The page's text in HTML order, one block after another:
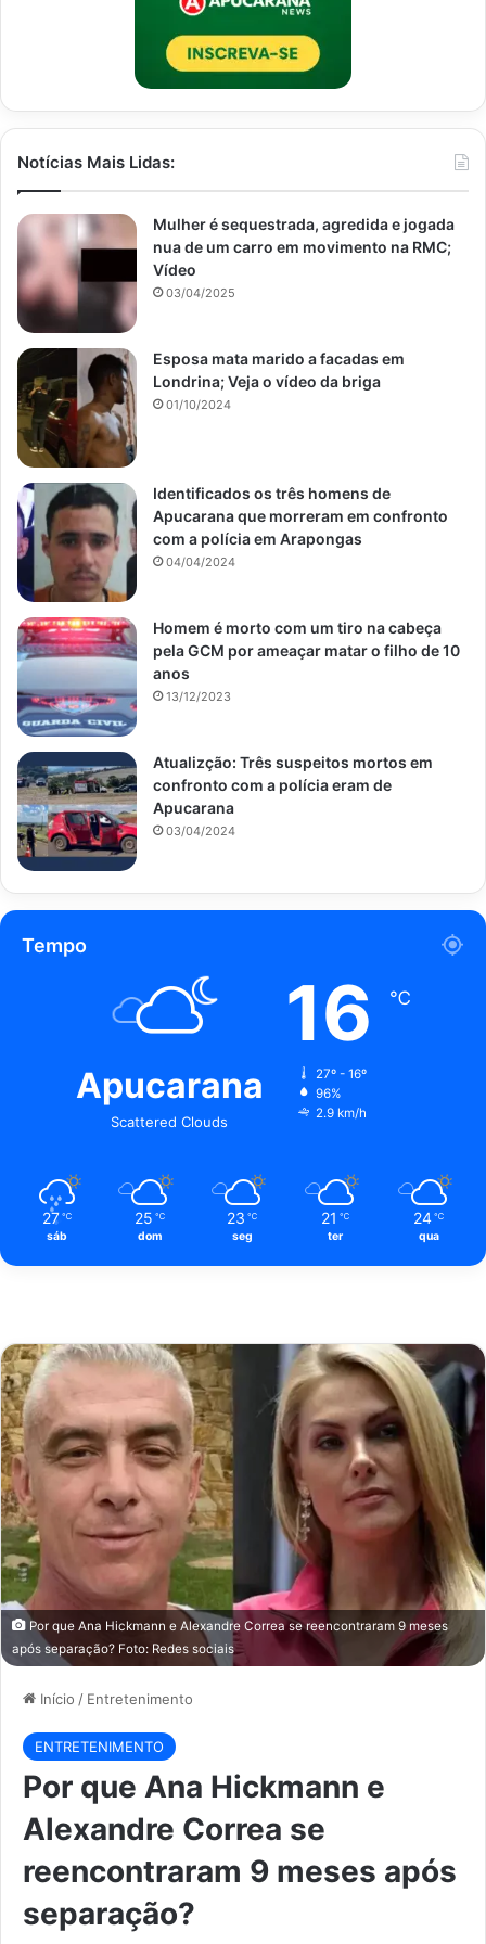
Por que Ana Hickmann e Alexandre Correa se reencontraram 9 meses
após separação? Foto: Redes sociais
Início / Entretenimento
ENTRETENIMENTO
Por que Ana Hickmann e
Alexandre Correa se
reencontraram 9 meses após
separação?
Notícias Mais Lidas:
Mulher é sequestrada, agredida e jogada
nua de um carro em movimento na RMC;
Vídeo
03/04/2025
Esposa mata marido a facadas em
Londrina; Veja o vídeo da briga
01/10/2024
Identificados os três homens de
Apucarana que morreram em confronto
com a polícia em Arapongas
04/04/2024
Homem é morto com um tiro na cabeça
pela GCM por ameaçar matar o filho de 10
anos
13/12/2023
Atualizção: Três suspeitos mortos em
confronto com a polícia eram de
Apucarana
03/04/2024
Tempo
Apucarana
Scattered Clouds
16 ℃
27º - 16º
96%
2.9 km/h
27 ℃
sáb
25 ℃
dom
23 ℃
seg
21 ℃
ter
24 ℃
qua